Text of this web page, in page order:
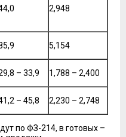
2,948
5,154
– 33,9 1,788 – 2,400
– 45,8 2,230 – 2,748
по ФЗ-214, в готовых –